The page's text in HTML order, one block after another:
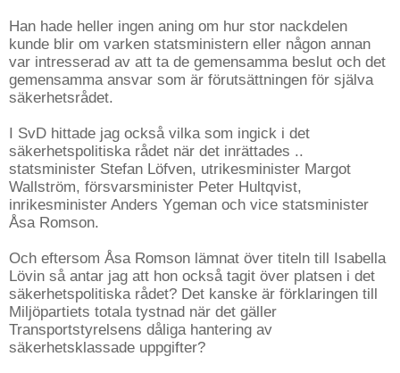
Han hade heller ingen aning om hur stor nackdelen
kunde blir om varken statsministern eller någon annan
var intresserad av att ta de gemensamma beslut och det
gemensamma ansvar som är förutsättningen för själva
säkerhetsrådet.
I SvD hittade jag också vilka som ingick i det
säkerhetspolitiska rådet när det inrättades ..
statsminister Stefan Löfven, utrikesminister Margot
Wallström, försvarsminister Peter Hultqvist,
inrikesminister Anders Ygeman och vice statsminister
Åsa Romson.
Och eftersom Åsa Romson lämnat över titeln till Isabella
Lövin så antar jag att hon också tagit över platsen i det
säkerhetspolitiska rådet? Det kanske är förklaringen till
Miljöpartiets totala tystnad när det gäller
Transportstyrelsens dåliga hantering av
säkerhetsklassade uppgifter?